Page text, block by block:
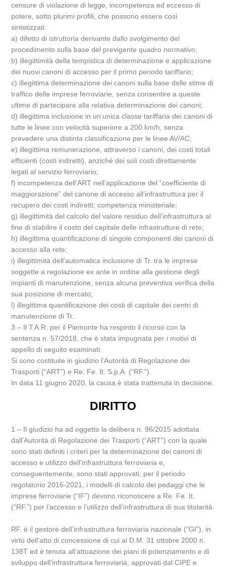
censure di violazione di legge, incompetenza ed eccesso di
potere, sotto plurimi profili, che possono essere così
sintetizzati:
a) difetto di istruttoria derivante dallo svolgimento del
procedimento sulla base del previgente quadro normativo;
b) illegittimità della tempistica di determinazione e applicazione
dei nuovi canoni di accesso per il primo periodo tariffario;
c) illegittima determinazione dei canoni sulla base delle stime di
traffico delle imprese ferroviarie, senza consentire a queste
ultime di partecipare alla relativa determinazione dei canoni;
d) illegittima inclusione in un’unica classe tariffaria dei canoni di
tutte le linee con velocità superiore a 200 km/h, senza
prevedere una distinta classificazione per le linee AV/AC;
e) illegittima remunerazione, attraverso i canoni, dei costi totali
efficienti (costi indiretti), anziché dei soli costi direttamente
legati al servizio ferroviario;
f) incompetenza dell’ART nell’applicazione del “coefficiente di
maggiorazione” del canone di accesso all’infrastruttura per il
recupero dei costi indiretti; competenza ministeriale;
g) illegittimità del calcolo del valore residuo dell’infrastruttura al
fine di stabilire il costo del capitale delle infrastrutture di rete;
h) illegittima quantificazione di singole componenti dei canoni di
accesso alla rete;
i) illegittimità dell’automatica inclusione di Tr. tra le imprese
soggette a regolazione ex ante in ordine alla gestione degli
impianti di manutenzione, senza alcuna preventiva verifica della
sua posizione di mercato;
l) illegittima quantificazione dei costi di capitale dei centri di
manutenzione di Tr..
3 – Il T.A.R. per il Piemonte ha respinto il ricorso con la
sentenza n. 57/2018, che è stata impugnata per i motivi di
appello di seguito esaminati.
Si sono costituite in giudizio l’Autorità di Regolazione dei
Trasporti (“ART”) e Re. Fe. It. S.p.A. (“RF.”).
In data 11 giugno 2020, la causa è stata trattenuta in decisione.
DIRITTO
1 – Il giudizio ha ad oggetto la delibera n. 96/2015 adottata
dall’Autorità di Regolazione dei Trasporti (“ART”) con la quale
sono stati definiti i criteri per la determinazione dei canoni di
accesso e utilizzo dell’infrastruttura ferroviaria e,
conseguentemente, sono stati approvati, per il periodo
regolatorio 2016-2021, i modelli di calcolo dei pedaggi che le
imprese ferroviarie (“IF”) devono riconoscere a Re. Fe. It.
(“RF.”) per l’accesso e l’utilizzo dell’infrastruttura di sua titolarità
RF. è il gestore dell’infrastruttura ferroviaria nazionale (“GI”), in
virtù dell’atto di concessione di cui al D.M. 31 ottobre 2000 n.
138T ed è tenuta all’attuazione dei piani di potenziamento e di
sviluppo dell’infrastruttura ferroviaria, approvati dal CIPE e